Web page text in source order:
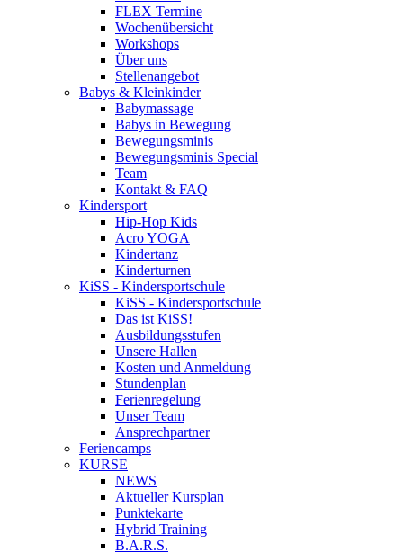
FLEX Termine
Wochenübersicht
Workshops
Über uns
Stellenangebot
Babys & Kleinkinder
Babymassage
Babys in Bewegung
Bewegungsminis
Bewegungsminis Special
Team
Kontakt & FAQ
Kindersport
Hip-Hop Kids
Acro YOGA
Kindertanz
Kinderturnen
KiSS - Kindersportschule
KiSS - Kindersportschule
Das ist KiSS!
Ausbildungsstufen
Unsere Hallen
Kosten und Anmeldung
Stundenplan
Ferienregelung
Unser Team
Ansprechpartner
Feriencamps
KURSE
NEWS
Aktueller Kursplan
Punktekarte
Hybrid Training
B.A.R.S.